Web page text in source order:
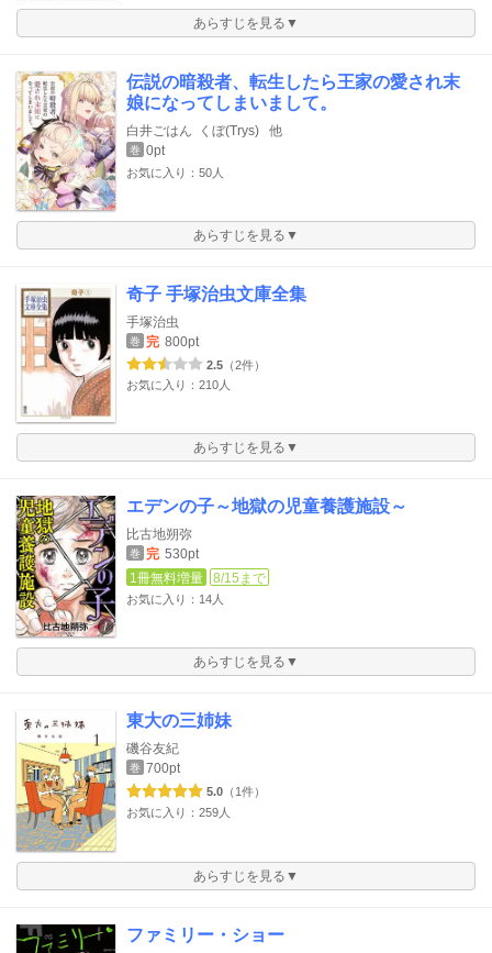
あらすじを見る▼
伝説の暗殺者、転生したら王家の愛され末
娘になってしまいまして。
白井ごはん くぼ(Trys) 他
巻 0pt
お気に入り：50人
あらすじを見る▼
奇子 手塚治虫文庫全集
手塚治虫
巻 完 800pt
2.5 （2件）
お気に入り：210人
あらすじを見る▼
エデンの子～地獄の児童養護施設～
比古地朔弥
巻 完 530pt
1冊無料増量
8/15まで
お気に入り：14人
あらすじを見る▼
東大の三姉妹
磯谷友紀
巻 700pt
5.0 （1件）
お気に入り：259人
あらすじを見る▼
ファミリー・ショー